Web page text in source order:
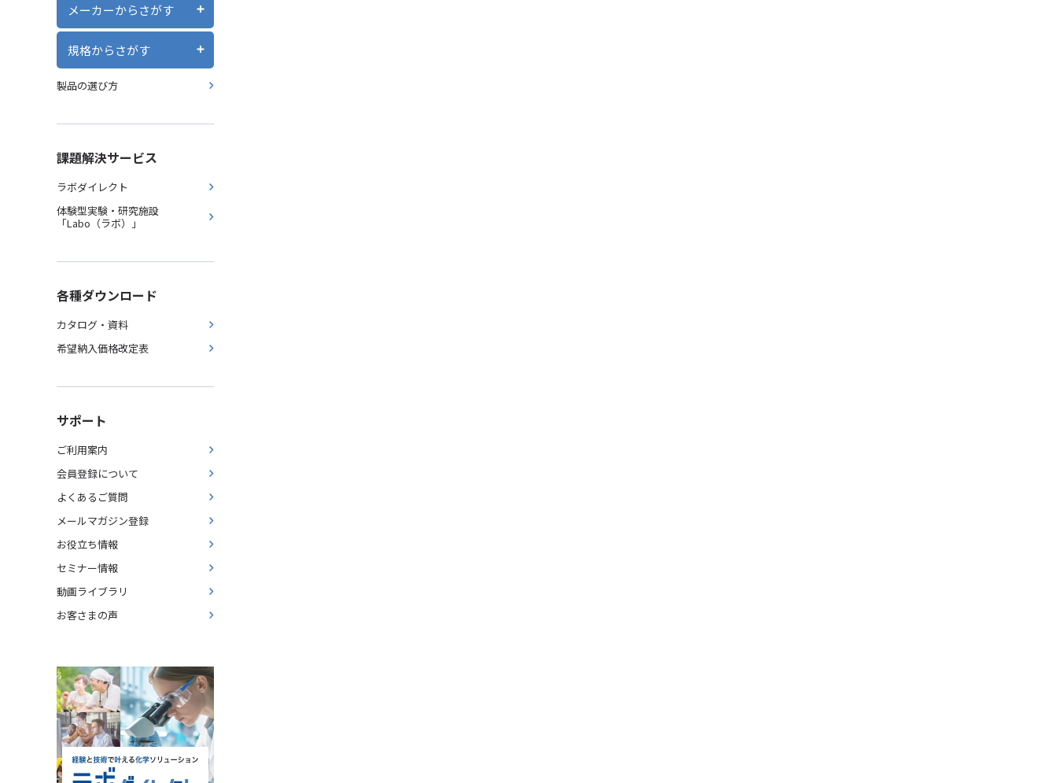
メーカーからさがす
規格からさがす
製品の選び方
課題解決サービス
ラボダイレクト
体験型実験・研究施設
「Labo（ラボ）」
各種ダウンロード
カタログ・資料
希望納入価格改定表
サポート
ご利用案内
会員登録について
よくあるご質問
メールマガジン登録
お役立ち情報
セミナー情報
動画ライブラリ
お客さまの声